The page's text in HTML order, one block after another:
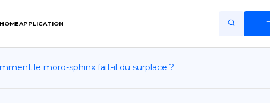
HOMEAPPLICATION
Home
le moro-sphinx fait-il du surplace ?